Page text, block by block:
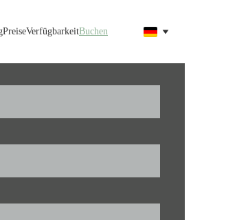
PreiseVerfügbarkeitBuchen